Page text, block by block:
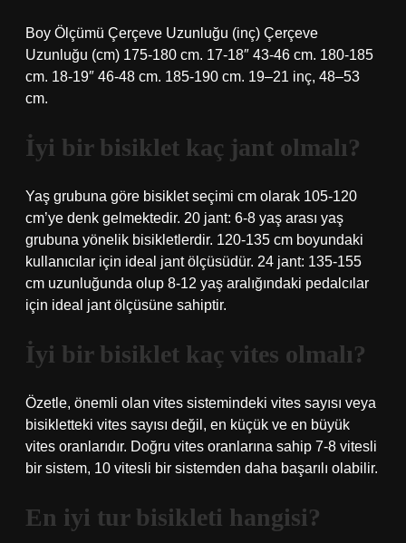
Boy Ölçümü Çerçeve Uzunluğu (inç) Çerçeve
Uzunluğu (cm) 175-180 cm. 17-18″ 43-46 cm. 180-185
cm. 18-19″ 46-48 cm. 185-190 cm. 19–21 inç, 48–53
cm.
İyi bir bisiklet kaç jant olmalı?
Yaş grubuna göre bisiklet seçimi cm olarak 105-120
cm’ye denk gelmektedir. 20 jant: 6-8 yaş arası yaş
grubuna yönelik bisikletlerdir. 120-135 cm boyundaki
kullanıcılar için ideal jant ölçüsüdür. 24 jant: 135-155
cm uzunluğunda olup 8-12 yaş aralığındaki pedalcılar
için ideal jant ölçüsüne sahiptir.
İyi bir bisiklet kaç vites olmalı?
Özetle, önemli olan vites sistemindeki vites sayısı veya
bisikletteki vites sayısı değil, en küçük ve en büyük
vites oranlarıdır. Doğru vites oranlarına sahip 7-8 vitesli
bir sistem, 10 vitesli bir sistemden daha başarılı olabilir.
En iyi tur bisikleti hangisi?